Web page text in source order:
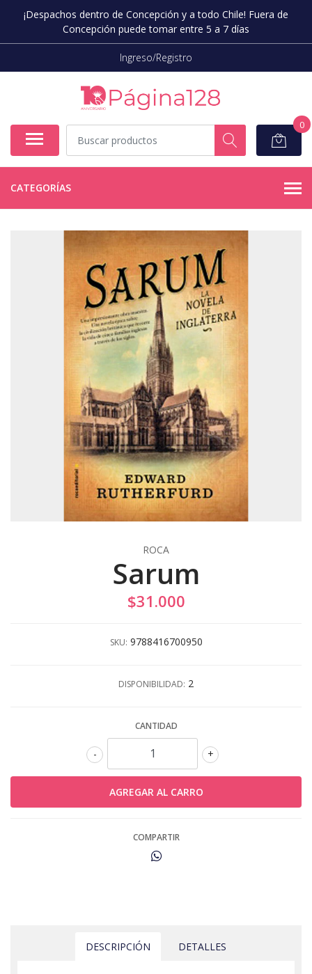
¡Despachos dentro de Concepción y a todo Chile! Fuera de
Concepción puede tomar entre 5 a 7 días
Ingreso/Registro
0
CATEGORÍAS
ROCA
Sarum
$31.000
SKU: 9788416700950
DISPONIBILIDAD: 2
CANTIDAD
+
-
COMPARTIR
DESCRIPCIÓN DETALLES